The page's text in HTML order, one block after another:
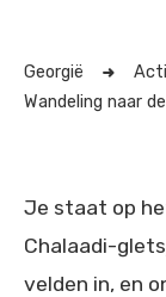
Georgië
Wandeling naar
Je staat op
Chalaadi-
velden in, en